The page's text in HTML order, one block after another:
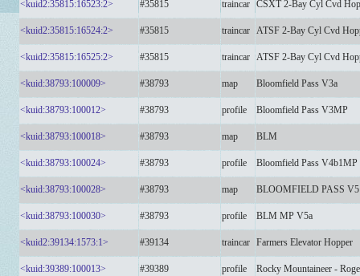
<kuid2:35815:16523:2> #35815 traincar CSXT 2-Bay Cyl Cvd
<kuid2:35815:16524:2> #35815 traincar ATSF 2-Bay Cyl Cvd
<kuid2:35815:16525:2> #35815 traincar ATSF 2-Bay Cyl Cvd
<kuid:38793:100009> #38793 map Bloomfield Pass V3a
<kuid:38793:100012> #38793 profile Bloomfield Pass V3MP
<kuid:38793:100018> #38793 map BLM
<kuid:38793:100024> #38793 profile Bloomfield Pass
<kuid:38793:100028> #38793 map BLOOMFIELD PASS
<kuid:38793:100030> #38793 profile BLM MP V5a
<kuid2:39134:1573:1> #39134 traincar Farmers Elevator Hopper
<kuid:39389:100013> #39389 profile Rocky Mountaineer -